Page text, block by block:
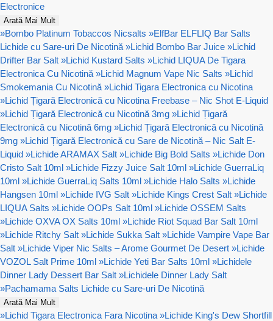
Electronice
Arată Mai Mult
»Bombo Platinum Tobaccos Nicsalts »ElfBar ELFLIQ Bar Salts
Lichide cu Sare-uri De Nicotină »Lichid Bombo Bar Juice »Lichid
Drifter Bar Salt »Lichid Kustard Salts »Lichid LIQUA De Tigara
Electronica Cu Nicotină »Lichid Magnum Vape Nic Salts »Lichid
Smokemania Cu Nicotină »Lichid Tigara Electronica cu Nicotina
»Lichid Țigară Electronică cu Nicotina Freebase – Nic Shot E-Liquid
»Lichid Țigară Electronică cu Nicotină 3mg »Lichid Țigară
Electronică cu Nicotină 6mg »Lichid Țigară Electronică cu Nicotină
9mg »Lichid Țigară Electronică cu Sare de Nicotină – Nic Salt E-
Liquid »Lichide ARAMAX Salt »Lichide Big Bold Salts »Lichide Don
Cristo Salt 10ml »Lichide Fizzy Juice Salt 10ml »Lichide GuerraLiq
10ml »Lichide GuerraLiq Salts 10ml »Lichide Halo Salts »Lichide
Hangsen 10ml »Lichide IVG Salt »Lichide Kings Crest Salt »Lichide
LIQUA Salts »Lichide OOPs Salt 10ml »Lichide OSSEM Salts
»Lichide OXVA OX Salts 10ml »Lichide Riot Squad Bar Salt 10ml
»Lichide Ritchy Salt »Lichide Sukka Salt »Lichide Vampire Vape Bar
Salt »Lichide Viper Nic Salts – Arome Gourmet De Desert »Lichide
VOZOL Salt Prime 10ml »Lichide Yeti Bar Salts 10ml »Lichidele
Dinner Lady Dessert Bar Salt »Lichidele Dinner Lady Salt
»Pachamama Salts Lichide cu Sare-uri De Nicotină
Arată Mai Mult
»Lichid Tigara Electronica Fara Nicotina »Lichide King's Dew Shortfill